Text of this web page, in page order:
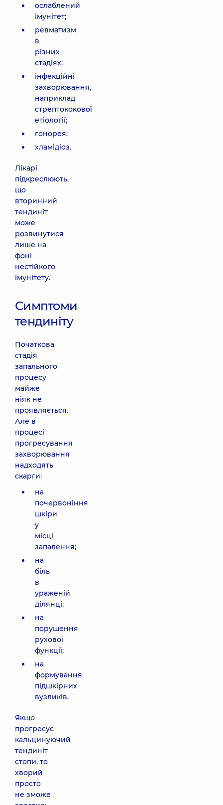
ослаблений
імунітет;
ревматизм
в
різних
стадіях;
інфекційні
захворювання,
наприклад
стрептококової
етіології;
гонорея;
хламідіоз.
Лікарі
підкреслюють,
що
вторинний
тендиніт
може
розвинутися
лише на
фоні
нестійкого
імунітету.
Симптоми
тендиніту
Початкова
стадія
запального
процесу
майже
ніяк не
проявляється.
Але в
процесі
прогресування
захворювання
надходять
скарги:
на
почервоніння
шкіри
у
місці
запалення;
на
біль
в
ураженій
ділянці;
на
порушення
рухової
функції;
на
формування
підшкірних
вузликів.
Якщо
прогресує
кальцинуючий
тендиніт
стопи, то
хворий
просто
не зможе